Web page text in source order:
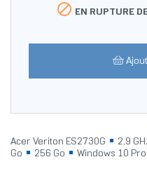
 EN RUPTURE
Acer Veriton ES2730G 2,9
Go
256 Go Windows 10 Pro